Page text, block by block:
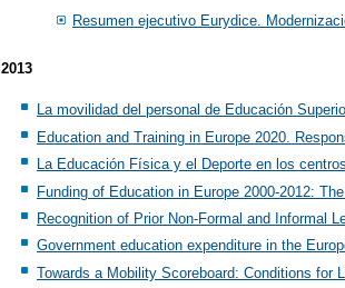
Resumen ejecutivo Eurydice.
2013
La movilidad del personal de Educación
Education and Training in Europe 2020.
La Educación Física y el Deporte en los
Funding of Education in Europe 2000-2012:
Recognition of Prior Non-Formal and Informal
Government education expenditure in the
Towards a Mobility Scoreboard: Conditions for